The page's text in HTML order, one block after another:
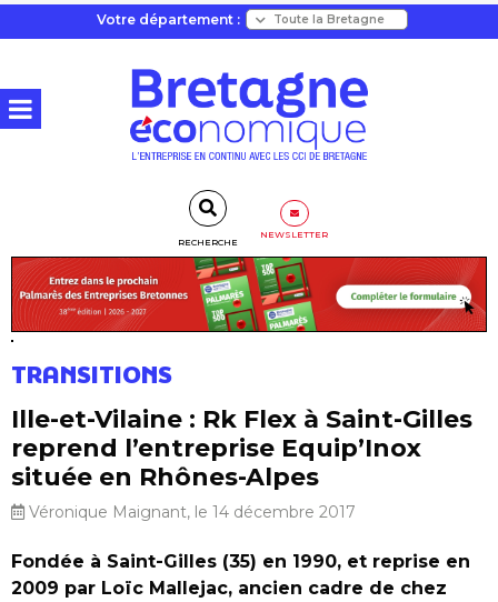
Votre département :
RECHERCHE
NEWSLETTER
TRANSITIONS
Ille-et-Vilaine : Rk Flex à Saint-Gilles
reprend l’entreprise Equip’Inox
située en Rhônes-Alpes
Véronique Maignant, le 14 décembre 2017
Fondée à Saint-Gilles (35) en 1990, et reprise en
2009 par Loïc Mallejac, ancien cadre de chez